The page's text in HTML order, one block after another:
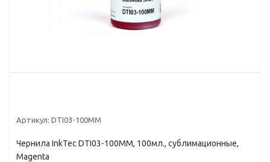
Артикул: DTI03-100MM
Чернила InkTec DTI03-100MM, 100мл., сублимационные,
Magenta